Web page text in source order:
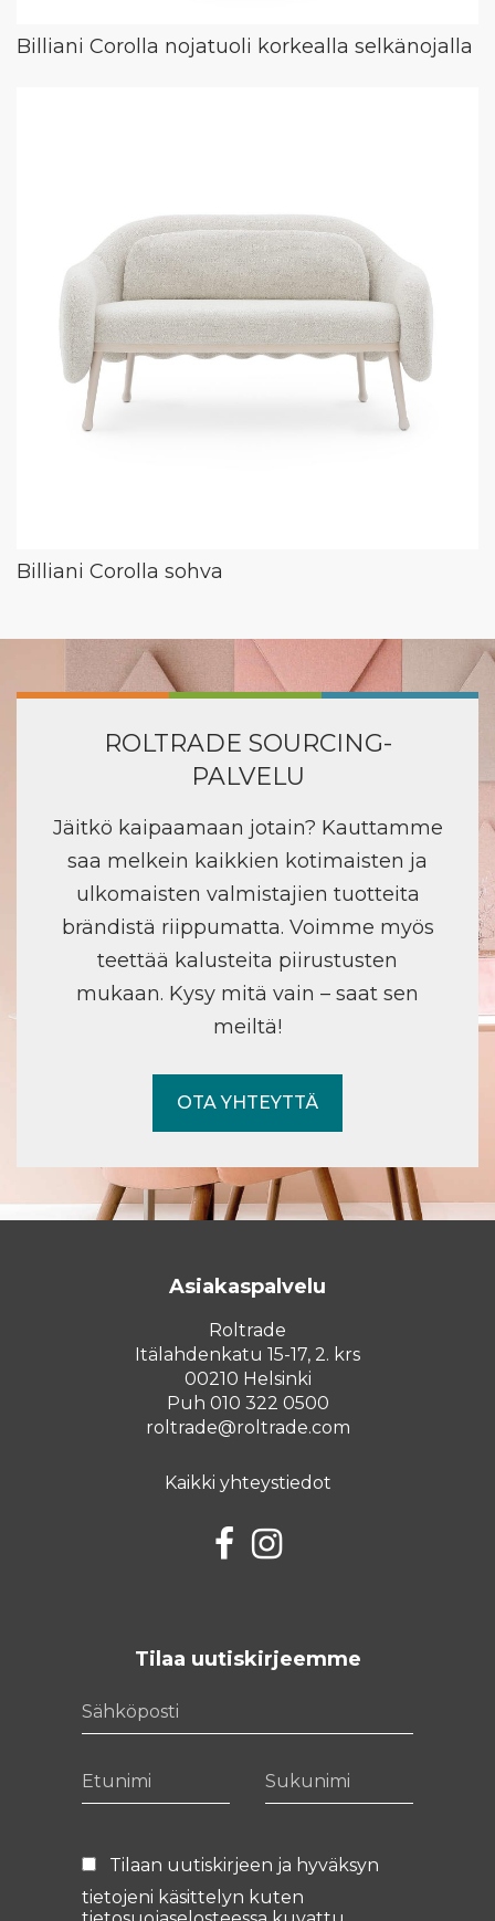
Billiani Corolla nojatuoli korkealla selkänojalla
Billiani Corolla sohva
ROLTRADE SOURCING-
PALVELU
Jäitkö kaipaamaan jotain? Kauttamme
saa melkein kaikkien kotimaisten ja
ulkomaisten valmistajien tuotteita
brändistä riippumatta. Voimme myös
teettää kalusteita piirustusten
mukaan. Kysy mitä vain – saat sen
meiltä!
OTA YHTEYTTÄ
Asiakaspalvelu
Roltrade
Itälahdenkatu 15-17, 2. krs
00210 Helsinki
Puh 010 322 0500
roltrade@roltrade.com
Kaikki yhteystiedot
FacebookInstagram
Tilaa uutiskirjeemme
Tilaan uutiskirjeen ja hyväksyn
tietojeni käsittelyn kuten